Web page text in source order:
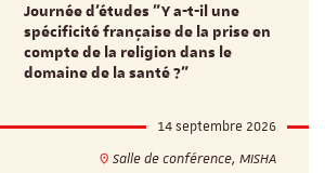
Journée d’études "Y a-t-il une
spécificité française de la prise en
compte de la religion dans le
domaine de la santé ?"
14 septembre 2026
Salle de conférence, MISHA